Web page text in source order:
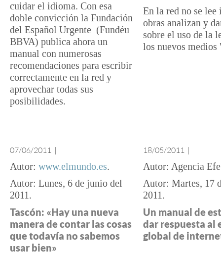
cuidar el idioma. Con esa
doble convicción la Fundación
del Español Urgente (Fundéu
BBVA) publica ahora un
manual con numerosas
recomendaciones para escribir
correctamente en la red y
aprovechar todas sus
posibilidades.
En la red no se lee
obras analizan y
sobre el uso de la
los nuevos medios
07/06/2011 |
www.elmundo.es
Lunes, 6 de junio del
2011
Tascón: «Hay una nueva
manera de contar las cosas
que todavía no sabemos
usar bien»
18/05/2011 |
Agencia Efe
Martes, 17
2011
Un manual de
dar respuesta al
global de